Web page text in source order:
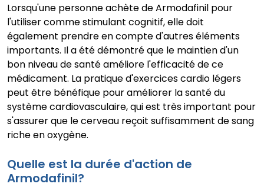
Lorsqu'une personne achète de Armodafinil pour
l'utiliser comme stimulant cognitif, elle doit
également prendre en compte d'autres éléments
importants. Il a été démontré que le maintien d'un
bon niveau de santé améliore l'efficacité de ce
médicament. La pratique d'exercices cardio légers
peut être bénéfique pour améliorer la santé du
système cardiovasculaire, qui est très important pour
s'assurer que le cerveau reçoit suffisamment de sang
riche en oxygène.
Quelle est la durée d'action de
Armodafinil?